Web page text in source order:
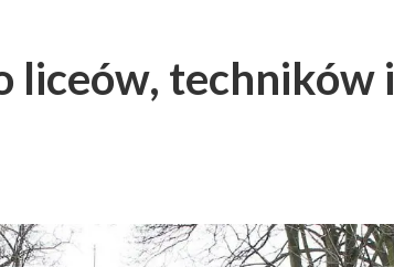
techników i